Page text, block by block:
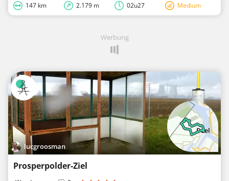
147 km 2.179 m 02u27 Medium
Werbung
lucgroosman
Prosperpolder-Ziel